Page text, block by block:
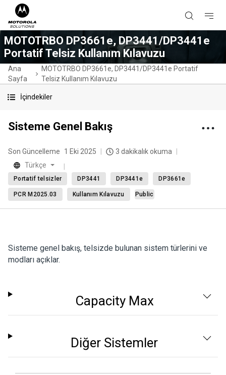
MOTOTRBO DP3661e, DP3441/DP3441e
Portatif Telsiz Kullanım Kılavuzu
Ana
Sayfa
MOTOTRBO DP3661e, DP3441/DP3441e Portatif
Telsiz Kullanım Kılavuzu
İçindekiler
Sisteme Genel Bakış
Son Güncelleme 1 Eki 2025
3 dakikalık okuma
Türkçe
Portatif telsizler DP3441 DP3441e DP3661e
PCR M2025.03 Kullanım Kılavuzu Public
Sisteme genel bakış, telsizde bulunan sistem türlerini ve
modları açıklar.
Capacity Max
Diğer Sistemler